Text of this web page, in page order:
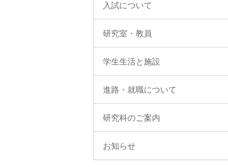
入試について
研究室・教員
学生生活と施設
進路・就職について
研究科のご案内
お知らせ